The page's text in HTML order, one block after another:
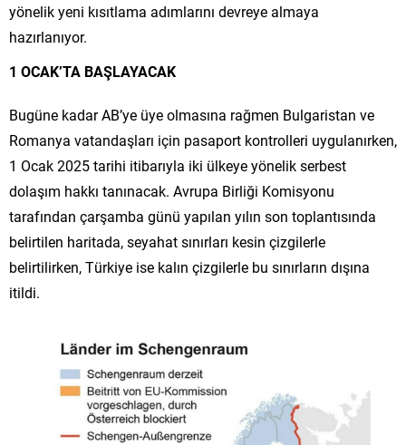
yönelik yeni kısıtlama adımlarını devreye almaya
hazırlanıyor.
1 OCAK’TA BAŞLAYACAK
Bugüne kadar AB’ye üye olmasına rağmen Bulgaristan ve
Romanya vatandaşları için pasaport kontrolleri uygulanırken,
1 Ocak 2025 tarihi itibarıyla iki ülkeye yönelik serbest
dolaşım hakkı tanınacak. Avrupa Birliği Komisyonu
tarafından çarşamba günü yapılan yılın son toplantısında
belirtilen haritada, seyahat sınırları kesin çizgilerle
belirtilirken, Türkiye ise kalın çizgilerle bu sınırların dışına
itildi.